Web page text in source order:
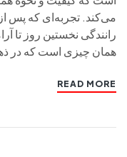
می‌کند. تجربه‌ای که پس
رانندگی نخستین روز
همان چیزی است که در
READ MORE